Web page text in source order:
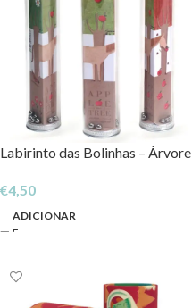
Labirinto das Bolinhas – Árvore
€4,50
ADICIONAR